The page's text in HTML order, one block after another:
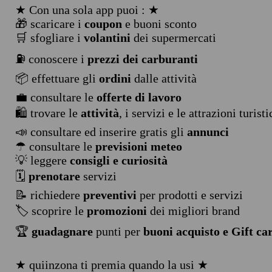
★ Con una sola app puoi : ★
🎁 scaricare i coupon e buoni sconto
🛒 sfogliare i volantini dei supermercati
⛽ conoscere i prezzi dei carburanti
📦 effettuare gli ordini dalle attività
💼 consultare le offerte di lavoro
🛍️ trovare le attività, i servizi e le attrazioni
📣 consultare ed inserire gratis gli annunci
☂ consultare le previsioni meteo
💡 leggere consigli e curiosità
🗓️ prenotareservizi
📝 richiedere preventivi per prodotti e servizi
🏷️ scoprire le promozioni dei migliori brand
🏆 guadagnarepunti per buoni acquisto e Gift
★ quiinzona ti premia quando la usi ★